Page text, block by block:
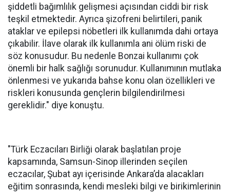
şiddetli bağımlılık gelişmesi açısından ciddi bir risk
teşkil etmektedir. Ayrıca şizofreni belirtileri, panik
ataklar ve epilepsi nöbetleri ilk kullanımda dahi ortaya
çıkabilir. İlave olarak ilk kullanımla ani ölüm riski de
söz konusudur. Bu nedenle Bonzai kullanımı çok
önemli bir halk sağlığı sorunudur. Kullanımının mutlaka
önlenmesi ve yukarıda bahse konu olan özellikleri ve
riskleri konusunda gençlerin bilgilendirilmesi
gereklidir." diye konuştu.
"Türk Eczacıları Birliği olarak başlatılan proje
kapsamında, Samsun-Sinop illerinden seçilen
eczacılar, Şubat ayı içerisinde Ankara’da alacakları
eğitim sonrasında, kendi mesleki bilgi ve birikimlerinin